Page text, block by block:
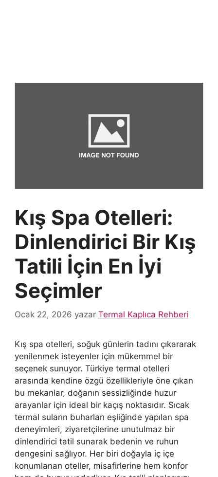
Kış Spa Otelleri:
Dinlendirici Bir Kış
Tatili İçin En İyi
Seçimler
Ocak 22, 2026 yazar Termal Kaplıca Rehberi
Kış spa otelleri, soğuk günlerin tadını çıkararak
yenilenmek isteyenler için mükemmel bir
seçenek sunuyor. Türkiye termal otelleri
arasında kendine özgü özellikleriyle öne çıkan
bu mekanlar, doğanın sessizliğinde huzur
arayanlar için ideal bir kaçış noktasıdır. Sıcak
termal suların buharları eşliğinde yapılan spa
deneyimleri, ziyaretçilerine unutulmaz bir
dinlendirici tatil sunarak bedenin ve ruhun
dengesini sağlıyor. Her biri doğayla iç içe
konumlanan oteller, misafirlerine hem konfor